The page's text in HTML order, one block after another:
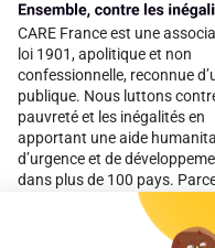
CARE France est une
loi 1901, apolitique et non
confessionnelle, reconnue
publique. Nous luttons
pauvreté et les inégalités en
apportant une aide
d’urgence et de
dans plus de 100 pays.
qu’elles sont les premières
victimes des inégalités,
les femmes et les filles au